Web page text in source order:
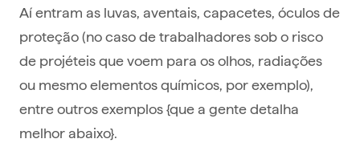
Aí entram as luvas, aventais, capacetes, óculos de
proteção (no caso de trabalhadores sob o risco
de projéteis que voem para os olhos, radiações
ou mesmo elementos químicos, por exemplo),
entre outros exemplos {que a gente detalha
melhor abaixo}.